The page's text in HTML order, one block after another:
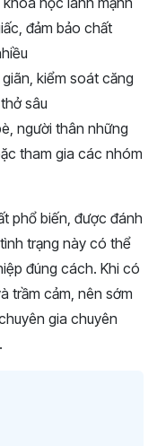
đảm bảo chất
kiểm soát căng
sâu
người thân những
tham gia các nhóm
phổ biến, được đánh
trạng này có thể
đúng cách. Khi có
trầm cảm, nên sớm
gia chuyên